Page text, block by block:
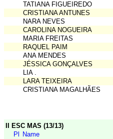
TATIANA FIGUEIREDO
CRISTIANA ANTUNES
NARA NEVES
CAROLINA NOGUEIRA
MARIA FREITAS
RAQUEL PAIM
ANA MENDES
JÉSSICA GONÇALVES
LIA .
LARA TEIXEIRA
CRISTIANA MAGALHÃES
II ESC MAS (13/13)
Pl
Name